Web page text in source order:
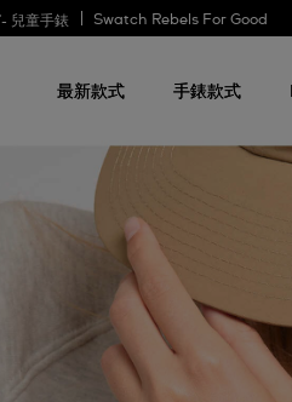
- 兒童手錶 Swatch Rebels For Good
最新款式 手錶款式